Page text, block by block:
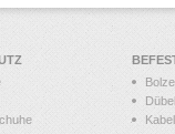
Dübel